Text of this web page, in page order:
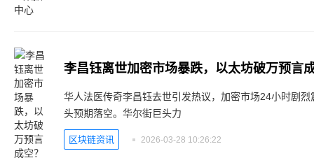
李昌钰离世加密市场暴跌，以太坊破万预言
华人法医传奇李昌钰去世引发热议，加密市场24小时剧
头预期落空。华尔街巨头力
区块链资讯 2026-03-28 10:26:22